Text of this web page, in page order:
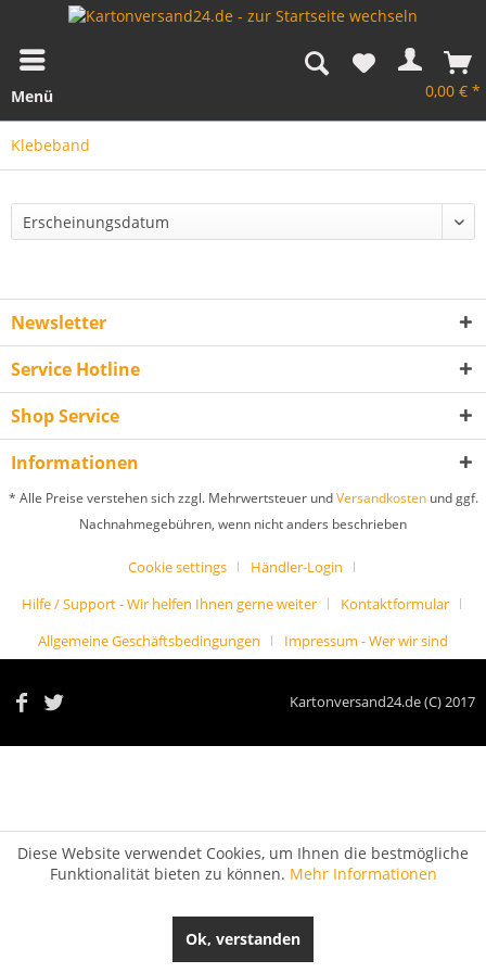
Menü 0,00 € *
Klebeband
Newsletter
Service Hotline
Shop Service
Informationen
* Alle Preise verstehen sich zzgl. Mehrwertsteuer undVersandkostenund ggf.
Nachnahmegebühren, wenn nicht anders beschrieben
Cookie settings
Händler-Login
Hilfe / Support - Wir helfen Ihnen gerne weiter
Kontaktformular
Allgemeine Geschäftsbedingungen
Impressum - Wer wir sind
Kartonversand24.de (C) 2017
Diese Website verwendet Cookies, um Ihnen die bestmögliche
Funktionalität bieten zu können. Mehr Informationen
Ok, verstanden